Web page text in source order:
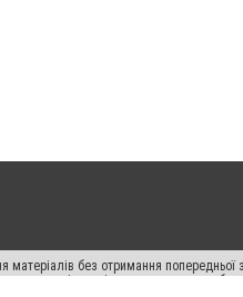
матеріалів без отримання
цитовані статті не нижче другого